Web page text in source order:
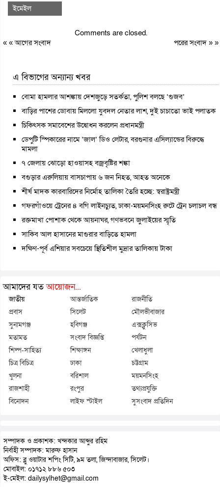
ইমেইল
Comments are closed.
« «আগের সংবাদ পরের সংবাদ» »
এ বিভাগের অন্যান্য খবর
বোমা হামলার আশঙ্কায় দেশজুড়ে সতর্কতা, পুলিশ বলছে ‘গুজব’
বাড়ির পাশের ডোবায় মিললো যুবদল নেতার লাশ, দুই চাচাতো ভাই পলাতক
চিকিৎসক সমাবেশের উদ্বোধন করলেন প্রধানমন্ত্রী
ডেপুটি স্পিকারের নামে ‘জাল’ ডিও লেটার, বরগুনার এসিল্যান্ডের বিরুদ্ধে
মামলা
৭ জেলায় ঝোড়ো হাওয়াসহ বজ্রবৃষ্টির শঙ্কা
বগুড়ার এরুলিয়ায় বাসচাপায় ৬ জন নিহত, আহত অনেকে
শীর্ষ মাদক কারবারিদের নির্মোহ তালিকা তৈরি হচ্ছে: স্বরাষ্ট্রমন্ত্রী
গফরগাঁওয়ে ট্রেনের ৪ বগি লাইনচ্যুত, ঢাকা-ময়মনসিংহ রুটে ট্রেন চলাচল বন্ধ
রক্তমাখা পোশাক থেকে আয়নাঘর, গণভবনে জুলাইয়ের স্মৃতি
সাকিব আল হাসানের মাগুরার বাড়িতে হামলা
দক্ষিণ-পূর্ব এশিয়ার সবচেয়ে স্থিতিশীল মুদ্রার তালিকায় টাকা
আমাদের যতআয়োজন...
জাতীয় আন্তর্জাতিক
রাজনীতি
প্রবাস
সিলেট
মৌলভীবাজার
সুনামগঞ্জ
হবিগঞ্জ
এক্সক্লুসিভ
মতামত
সংবাদ বিজ্ঞপ্তি
পর্যটন
শিল্প-সাহিত্য
শিক্ষাঙ্গন
খেলাধুলা
চিত্র বিচিত্র
ঢাকা
চট্টগ্রাম
খুলনা
বরিশাল
ময়মনসিংহ
রাজশাহী
রংপুর
তথ্যপ্রযুক্তি
বিনোদন
লাইফ স্টাইল সুসংবাদ প্রতিদিন
সম্পাদক ও প্রকাশক: খন্দকার আব্দুর রহিম
নির্বাহী সম্পাদক: মারুফ হাসান
অফিস: ব্লু ওয়াটার শপিং সিটি, ৯ম তলা, জিন্দাবাজার, সিলেট।
মোবাইল: ০১৭১২ ৮৮৬ ৫০৩
ই-মেইল: dailysylhet@gmail.com